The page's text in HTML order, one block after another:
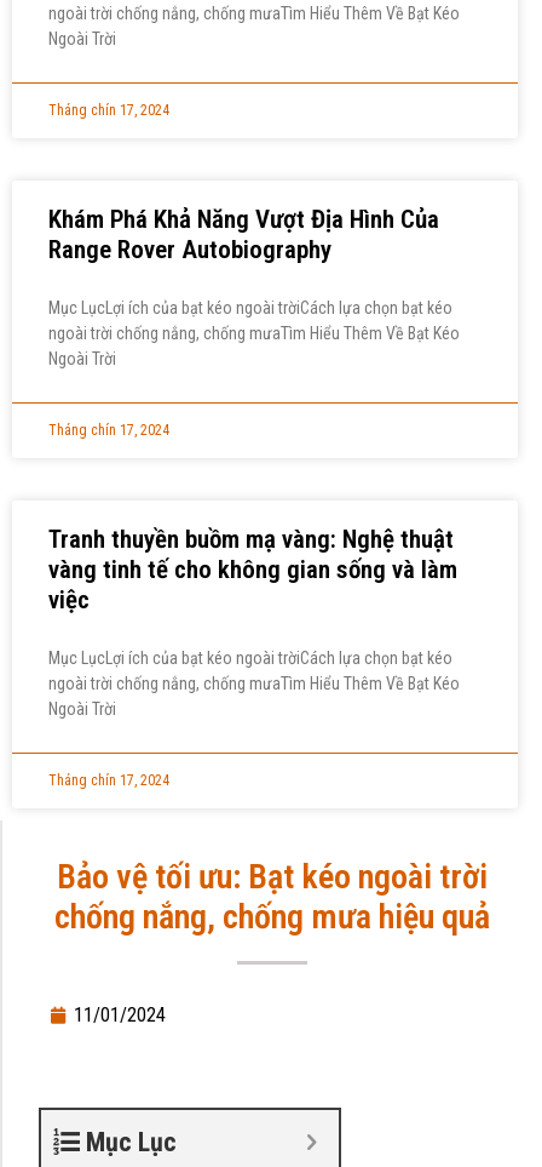
ngoài trời chống nắng, chống mưaTìm Hiểu Thêm Về Bạt Kéo
Ngoài Trời
Tháng chín 17, 2024
Khám Phá Khả Năng Vượt Địa Hình Của
Range Rover Autobiography
Mục LụcLợi ích của bạt kéo ngoài trờiCách lựa chọn bạt kéo
ngoài trời chống nắng, chống mưaTìm Hiểu Thêm Về Bạt Kéo
Ngoài Trời
Tháng chín 17, 2024
Tranh thuyền buồm mạ vàng: Nghệ thuật
vàng tinh tế cho không gian sống và làm
việc
Mục LụcLợi ích của bạt kéo ngoài trờiCách lựa chọn bạt kéo
ngoài trời chống nắng, chống mưaTìm Hiểu Thêm Về Bạt Kéo
Ngoài Trời
Tháng chín 17, 2024
Bảo vệ tối ưu: Bạt kéo ngoài trời
chống nắng, chống mưa hiệu quả
11/01/2024
Mục Lục